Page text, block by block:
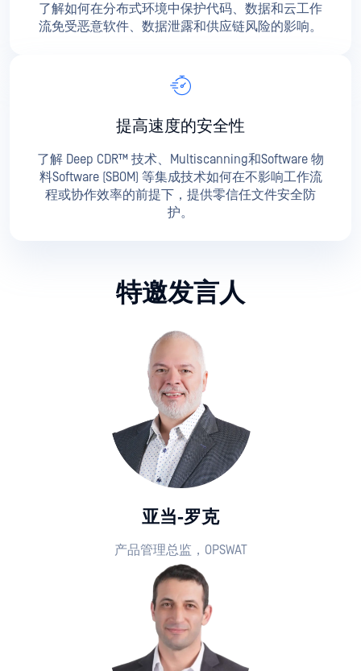
了解如何在分布式环境中保护代码、数据和云工作
流免受恶意软件、数据泄露和供应链风险的影响。
提高速度的安全性
了解 Deep CDR™ 技术、Multiscanning和Software 物
料Software (SBOM) 等集成技术如何在不影响工作流
程或协作效率的前提下，提供零信任文件安全防
护。
特邀发言人
亚当-罗克
产品管理总监，OPSWAT